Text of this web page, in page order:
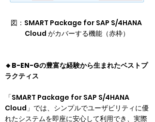
図：SMART Package for SAP S/4HANA
Cloud がカバーする機能（赤枠）
🔸B-EN-Gの豊富な経験から生まれたベストプ
ラクティス
「SMART Package for SAP S/4HANA
Cloud」では、シンプルでユーザビリティに優
れたシステムを即座に安心して利用でき、実際